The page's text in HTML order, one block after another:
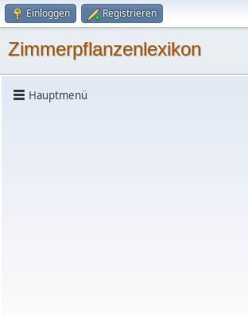
Einloggen Registrieren
Zimmerpflanzenlexikon
Hauptmenü